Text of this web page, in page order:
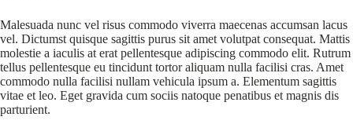
Malesuada nunc vel risus commodo viverra maecenas accumsan lacus
vel. Dictumst quisque sagittis purus sit amet volutpat consequat. Mattis
molestie a iaculis at erat pellentesque adipiscing commodo elit. Rutrum
tellus pellentesque eu tincidunt tortor aliquam nulla facilisi cras. Amet
commodo nulla facilisi nullam vehicula ipsum a. Elementum sagittis
vitae et leo. Eget gravida cum sociis natoque penatibus et magnis dis
parturient.